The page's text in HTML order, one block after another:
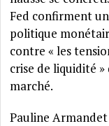
Fed confirment
politique
contre « les
crise de liquidité
marché.
Pauline Armandet